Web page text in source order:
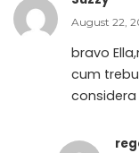
August 22,
bravo
cum